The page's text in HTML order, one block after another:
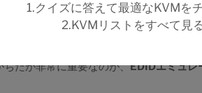
る安定した表示維持
だが非常に重要なのが、EDIDエミュレ
1.クイズに答えて最適なKVMを
2.KVMリストをすべて見